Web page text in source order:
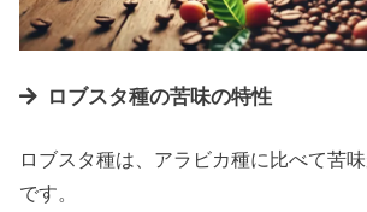
ロブスタ種の苦味の特性
ロブスタ種は、アラビカ種に比べて苦
です。